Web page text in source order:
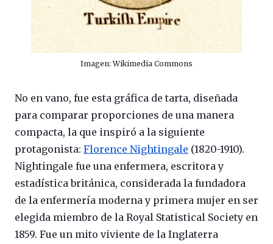
Imagen: Wikimedia Commons
No en vano, fue esta gráfica de tarta, diseñada
para comparar proporciones de una manera
compacta, la que inspiró a la siguiente
protagonista: Florence Nightingale (1820-1910).
Nightingale fue una enfermera, escritora y
estadística británica, considerada la fundadora
de la enfermería moderna y primera mujer en ser
elegida miembro de la Royal Statistical Society en
1859. Fue un mito viviente de la Inglaterra